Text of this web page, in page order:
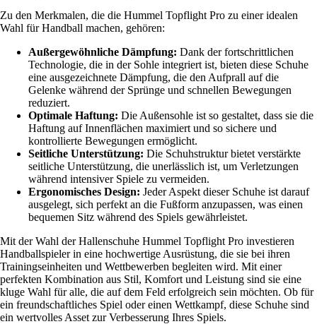
Zu den Merkmalen, die die Hummel Topflight Pro zu einer idealen
Wahl für Handball machen, gehören:
Außergewöhnliche Dämpfung: Dank der fortschrittlichen
Technologie, die in der Sohle integriert ist, bieten diese Schuhe
eine ausgezeichnete Dämpfung, die den Aufprall auf die
Gelenke während der Sprünge und schnellen Bewegungen
reduziert.
Optimale Haftung: Die Außensohle ist so gestaltet, dass sie die
Haftung auf Innenflächen maximiert und so sichere und
kontrollierte Bewegungen ermöglicht.
Seitliche Unterstützung: Die Schuhstruktur bietet verstärkte
seitliche Unterstützung, die unerlässlich ist, um Verletzungen
während intensiver Spiele zu vermeiden.
Ergonomisches Design: Jeder Aspekt dieser Schuhe ist darauf
ausgelegt, sich perfekt an die Fußform anzupassen, was einen
bequemen Sitz während des Spiels gewährleistet.
Mit der Wahl der Hallenschuhe Hummel Topflight Pro investieren
Handballspieler in eine hochwertige Ausrüstung, die sie bei ihren
Trainingseinheiten und Wettbewerben begleiten wird. Mit einer
perfekten Kombination aus Stil, Komfort und Leistung sind sie eine
kluge Wahl für alle, die auf dem Feld erfolgreich sein möchten. Ob für
ein freundschaftliches Spiel oder einen Wettkampf, diese Schuhe sind
ein wertvolles Asset zur Verbesserung Ihres Spiels.